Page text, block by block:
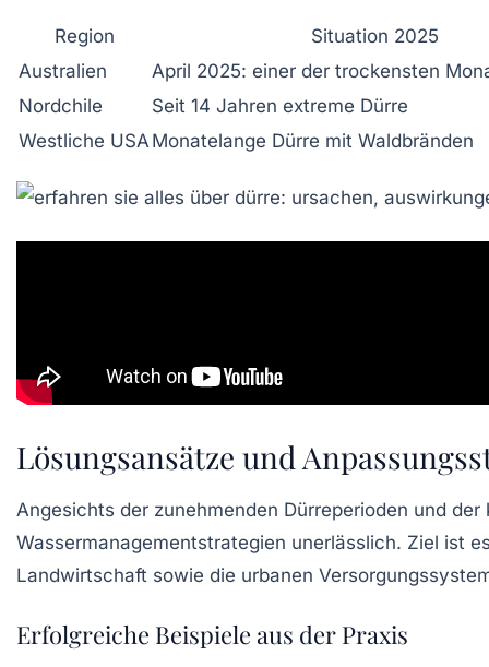
Region
Situation 2025
Australien
April 2025: einer der trockensten
Nordchile
Seit 14 Jahren extreme Dürre
Westliche USA Monatelange Dürre mit Waldbränden
Lösungsansätze und
Angesichts der zunehmenden Dürreperioden und
Wassermanagementstrategien unerlässlich. Ziel ist
Landwirtschaft sowie die urbanen
Erfolgreiche Beispiele aus der Praxis